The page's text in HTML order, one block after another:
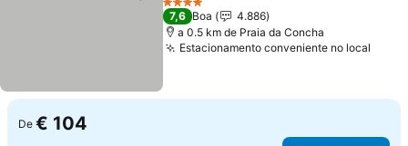
4 Estrelas
7,6 Boa
4.886
a 0.5 km de Praia da Concha
Estacionamento conveniente no local
De € 104